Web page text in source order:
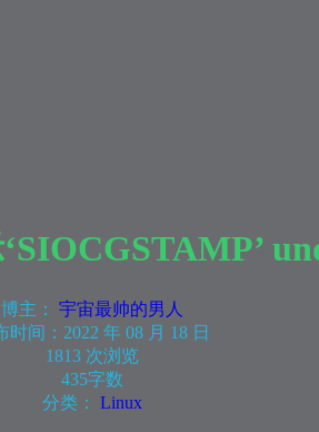
博主：
宇宙最帅的男人
时间： 2022 年 08 月 18 日
1813 次浏览
435字数
分类：
Linux